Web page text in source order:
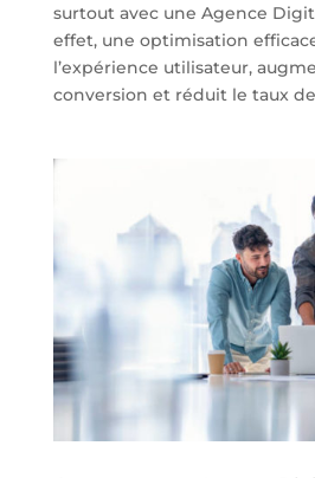
surtout avec une Agence
effet, une optimisation
l’expérience utilisateur,
conversion et réduit le taux